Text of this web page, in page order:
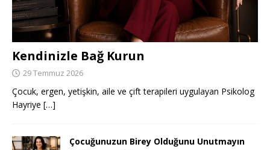
Kendinizle Bağ Kurun
29 Temmuz 2026
Çocuk, ergen, yetişkin, aile ve çift terapileri uygulayan Psikolog
Hayriye […]
Çocuğunuzun Birey Olduğunu Unutmayın